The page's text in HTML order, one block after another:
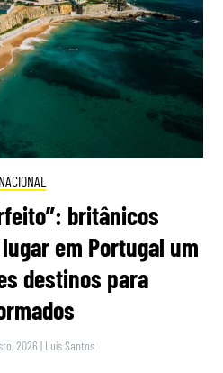
NACIONAL
britânicos
em Portugal um
destinos para
2026 | Luís Santos